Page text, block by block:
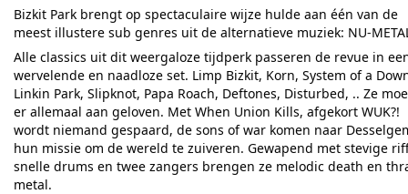
Bizkit Park brengt op spectaculaire wijze hulde aan één van de
meest illustere sub genres uit de alternatieve muziek: NU-
Alle classics uit dit weergaloze tijdperk passeren de revue in
wervelende en naadloze set. Limp Bizkit, Korn, System of a
Linkin Park, Slipknot, Papa Roach, Deftones, Disturbed, .. Ze
er allemaal aan geloven. Met When Union Kills, afgekort WUK?!
wordt niemand gespaard, de sons of war komen naar
hun missie om de wereld te zuiveren. Gewapend met stevige
snelle drums en twee zangers brengen ze melodic death en
metal.